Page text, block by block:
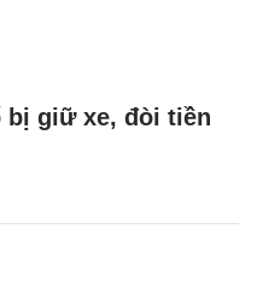
bị giữ xe, đòi tiền